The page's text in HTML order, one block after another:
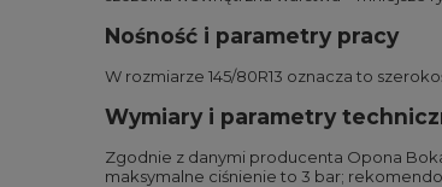
Nośność i parametry pracy
W rozmiarze 145/80R13 oznacza to
Wymiary i parametry
Zgodnie z danymi producenta Opona Boka
maksymalne ciśnienie to 3 bar;